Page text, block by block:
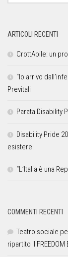
ARTICOLI RECENTI
CrottAbile: un
“Io arrivo
Previtali
Parata Disability
Disability Pride
esistere!
“L’Italia è una
COMMENTI RECENTI
Teatro sociale
ripartito il FREEDOM